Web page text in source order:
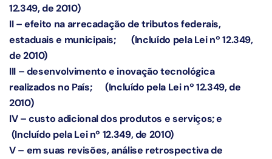
12.349, de 2010)
II – efeito na arrecadação de tributos federais,
estaduais e municipais;(Incluído pela Lei nº 12.349,
de 2010)
III – desenvolvimento e inovação tecnológica
realizados no País; (Incluído pela Lei nº 12.349, de
2010)
IV – custo adicional dos produtos e serviços; e
(Incluído pela Lei nº 12.349, de 2010)
V – em suas revisões, análise retrospectiva de